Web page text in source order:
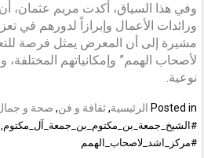
وفي هذا السياق، أكدت مريم عثمان،
ورائدات الأعمال وإبرازاً لدورهم في
مشيرة إلى أن المعرض يمثل فرصة
لأصحاب الهمم” وإمكانياتهم
نوعية.
Posted in الرئيسية,ثقافة و فن, صحة و
#الشيخ_جمعة_بن_مكتوم_بن_جمعة_آل_مكتوم
#مركز_اشد_لاصحاب_الهمم